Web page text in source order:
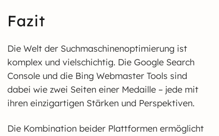
Fazit
Die Welt der Suchmaschinenoptimierung ist
komplex und vielschichtig. Die Google Search
Console und die Bing Webmaster Tools sind
dabei wie zwei Seiten einer Medaille – jede mit
ihren einzigartigen Stärken und Perspektiven.
Die Kombination beider Plattformen ermöglicht